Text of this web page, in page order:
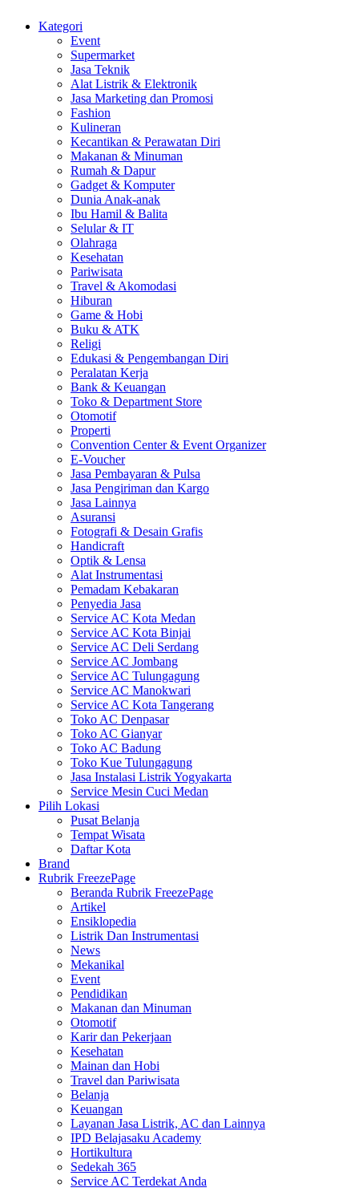
Kategori
Event
Supermarket
Jasa Teknik
Alat Listrik & Elektronik
Jasa Marketing dan Promosi
Fashion
Kulineran
Kecantikan & Perawatan Diri
Makanan & Minuman
Rumah & Dapur
Gadget & Komputer
Dunia Anak-anak
Ibu Hamil & Balita
Selular & IT
Olahraga
Kesehatan
Pariwisata
Travel & Akomodasi
Hiburan
Game & Hobi
Buku & ATK
Religi
Edukasi & Pengembangan Diri
Peralatan Kerja
Bank & Keuangan
Toko & Department Store
Otomotif
Properti
Convention Center & Event Organizer
E-Voucher
Jasa Pembayaran & Pulsa
Jasa Pengiriman dan Kargo
Jasa Lainnya
Asuransi
Fotografi & Desain Grafis
Handicraft
Optik & Lensa
Alat Instrumentasi
Pemadam Kebakaran
Penyedia Jasa
Service AC Kota Medan
Service AC Kota Binjai
Service AC Deli Serdang
Service AC Jombang
Service AC Tulungagung
Service AC Manokwari
Service AC Kota Tangerang
Toko AC Denpasar
Toko AC Gianyar
Toko AC Badung
Toko Kue Tulungagung
Jasa Instalasi Listrik Yogyakarta
Service Mesin Cuci Medan
Pilih Lokasi
Pusat Belanja
Tempat Wisata
Daftar Kota
Brand
Rubrik FreezePage
Beranda Rubrik FreezePage
Artikel
Ensiklopedia
Listrik Dan Instrumentasi
News
Mekanikal
Event
Pendidikan
Makanan dan Minuman
Otomotif
Karir dan Pekerjaan
Kesehatan
Mainan dan Hobi
Travel dan Pariwisata
Belanja
Keuangan
Layanan Jasa Listrik, AC dan Lainnya
IPD Belajasaku Academy
Hortikultura
Sedekah 365
Service AC Terdekat Anda